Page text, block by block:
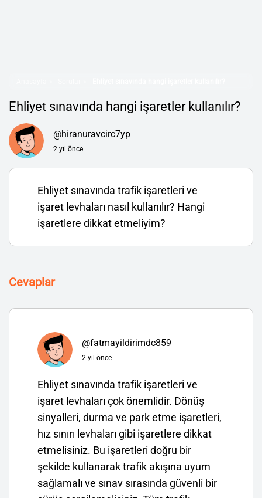
Ehliyet sınavında hangi işaretler kullanılır?
@hiranuravcirc7yp
2 yıl önce
Ehliyet sınavında trafik işaretleri ve
işaret levhaları nasıl kullanılır? Hangi
işaretlere dikkat etmeliyim?
Cevaplar
@fatmayildirimdc859
2 yıl önce
Ehliyet sınavında trafik işaretleri ve
işaret levhaları çok önemlidir. Dönüş
sinyalleri, durma ve park etme işaretleri,
hız sınırı levhaları gibi işaretlere dikkat
etmelisiniz. Bu işaretleri doğru bir
şekilde kullanarak trafik akışına uyum
sağlamalı ve sınav sırasında güvenli bir